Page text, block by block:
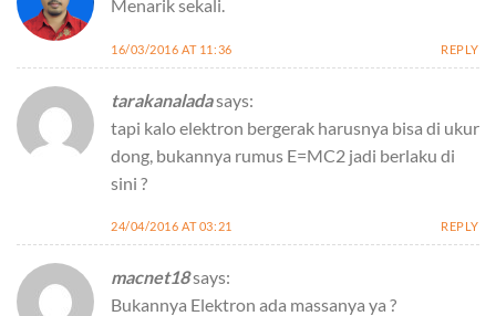
Menarik sekali.
16/03/2016 AT 11:36 REPLY
tarakanaladasays:
tapi kalo elektron bergerak harusnya bisa di ukur
dong, bukannya rumus E=MC2 jadi berlaku di
sini ?
24/04/2016 AT 03:21 REPLY
macnet18says:
Bukannya Elektron ada massanya ya ?